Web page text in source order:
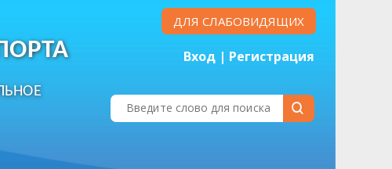
ДЛЯ СЛАБОВИДЯЩИХ
Вход | Регистрация